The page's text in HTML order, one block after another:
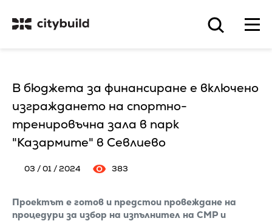
В бюджета за финансиране е включено
изграждането на спортно-
тренировъчна зала в парк
"Казармите" в Севлиево
03 / 01 / 2024 383
Проектът е готов и предстои провеждане на
процедури за избор на изпълнител на СМР и